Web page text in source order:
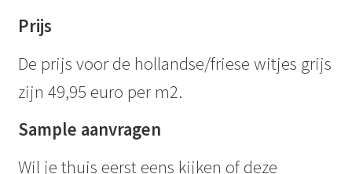
Prijs
De prijs voor de hollandse/friese witjes grijs
zijn 49,95 euro per m2.
Sample aanvragen
Wil je thuis eerst eens kijken of deze